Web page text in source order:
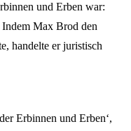
und Erben war:
Max Brod den
handelte er juristisch
Erbinnen und Erben‘,